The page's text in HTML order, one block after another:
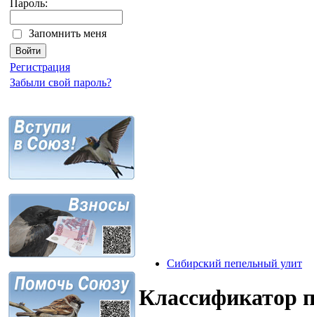
Пароль:
Запомнить меня
Регистрация
Забыли свой пароль?
Сибирский пепельный улит
Классификатор